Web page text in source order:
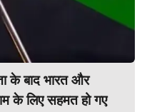
के बाद भारत और
के लिए सहमत हो गए